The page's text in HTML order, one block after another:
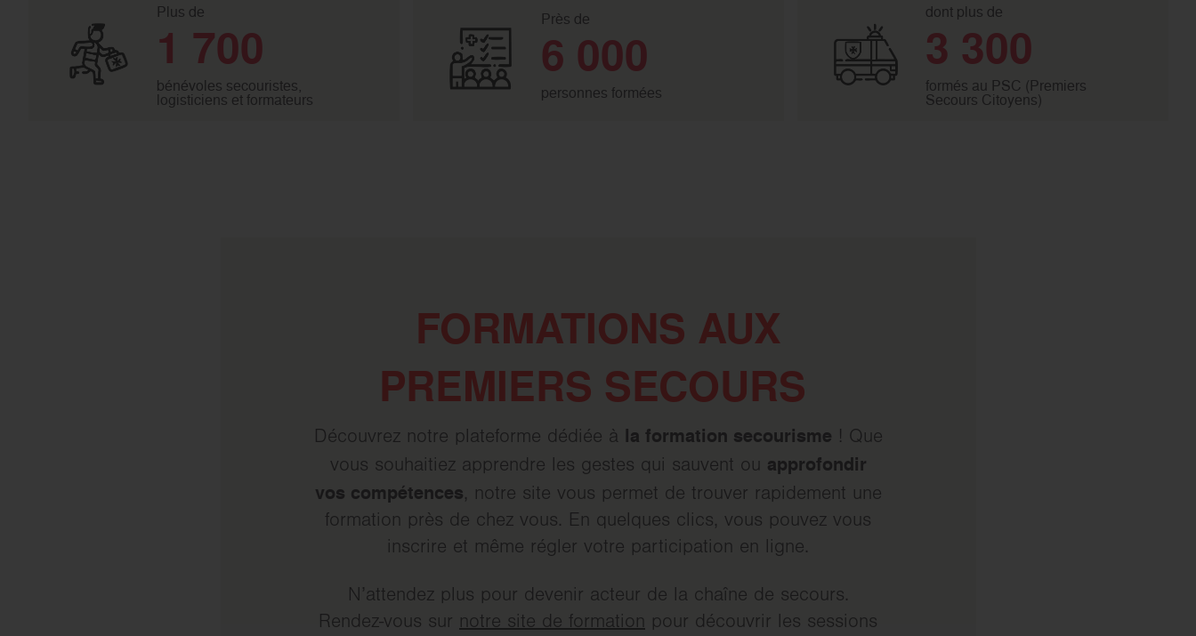
Plus de
1 700
bénévoles secouristes,
logisticiens et formateurs
Près de
6 000
personnes formées
dont plus de
3 300
formés au PSC (Premiers
Secours Citoyens)
FORMATIONS AUX
PREMIERS SECOURS
Découvrez notre plateforme dédiée à la formation secourisme ! Que
vous souhaitiez apprendre les gestes qui sauvent ou approfondir
vos compétences, notre site vous permet de trouver rapidement une
formation près de chez vous. En quelques clics, vous pouvez vous
inscrire et même régler votre participation en ligne.
N’attendez plus pour devenir acteur de la chaîne de secours.
Rendez-vous sur notre site de formation pour découvrir les sessions